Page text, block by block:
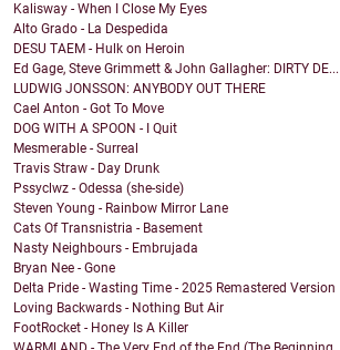
Kalisway - When I Close My Eyes
Alto Grado - La Despedida
DESU TAEM - Hulk on Heroin
Ed Gage, Steve Grimmett & John Gallagher: DIRTY DE...
LUDWIG JONSSON: ANYBODY OUT THERE
Cael Anton - Got To Move
DOG WITH A SPOON - I Quit
Mesmerable - Surreal
Travis Straw - Day Drunk
Pssyclwz - Odessa (she-side)
Steven Young - Rainbow Mirror Lane
Cats Of Transnistria - Basement
Nasty Neighbours - Embrujada
Bryan Nee - Gone
Delta Pride - Wasting Time - 2025 Remastered Version
Loving Backwards - Nothing But Air
FootRocket - Honey Is A Killer